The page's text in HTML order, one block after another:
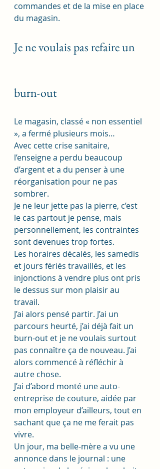
commandes et de la mise en place
du magasin.
Je ne voulais pas refaire un
burn-out
Le magasin, classé « non essentiel
», a fermé plusieurs mois…
Avec cette crise sanitaire,
l’enseigne a perdu beaucoup
d’argent et a du penser à une
réorganisation pour ne pas
sombrer.
Je ne leur jette pas la pierre, c’est
le cas partout je pense, mais
personnellement, les contraintes
sont devenues trop fortes.
Les horaires décalés, les samedis
et jours fériés travaillés, et les
injonctions à vendre plus ont pris
le dessus sur mon plaisir au
travail.
J’ai alors pensé partir. J’ai un
parcours heurté, j’ai déjà fait un
burn-out et je ne voulais surtout
pas connaître ça de nouveau. J’ai
alors commencé à réfléchir à
autre chose.
J’ai d’abord monté une auto-
entreprise de couture, aidée par
mon employeur d’ailleurs, tout en
sachant que ça ne me ferait pas
vivre.
Un jour, ma belle-mère a vu une
annonce dans le journal : une